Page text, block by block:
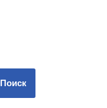
Поиск